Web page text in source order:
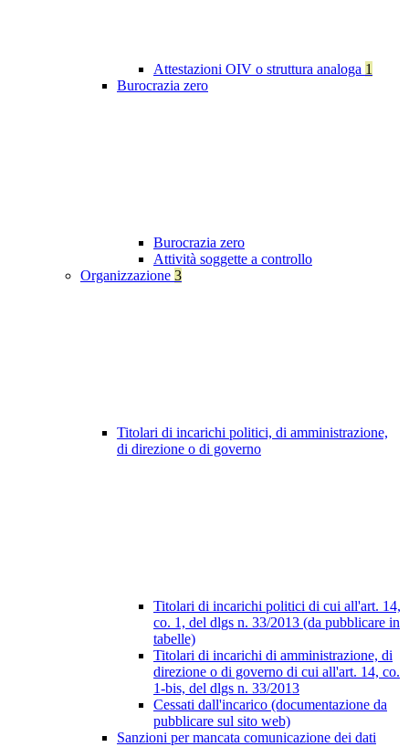
Attestazioni OIV o struttura analoga 1
Burocrazia zero
Burocrazia zero
Attività soggette a controllo
Organizzazione 3
Titolari di incarichi politici, di amministrazione,
di direzione o di governo
Titolari di incarichi politici di cui all'art. 14,
co. 1, del dlgs n. 33/2013 (da pubblicare in
tabelle)
Titolari di incarichi di amministrazione, di
direzione o di governo di cui all'art. 14, co.
1-bis, del dlgs n. 33/2013
Cessati dall'incarico (documentazione da
pubblicare sul sito web)
Sanzioni per mancata comunicazione dei dati